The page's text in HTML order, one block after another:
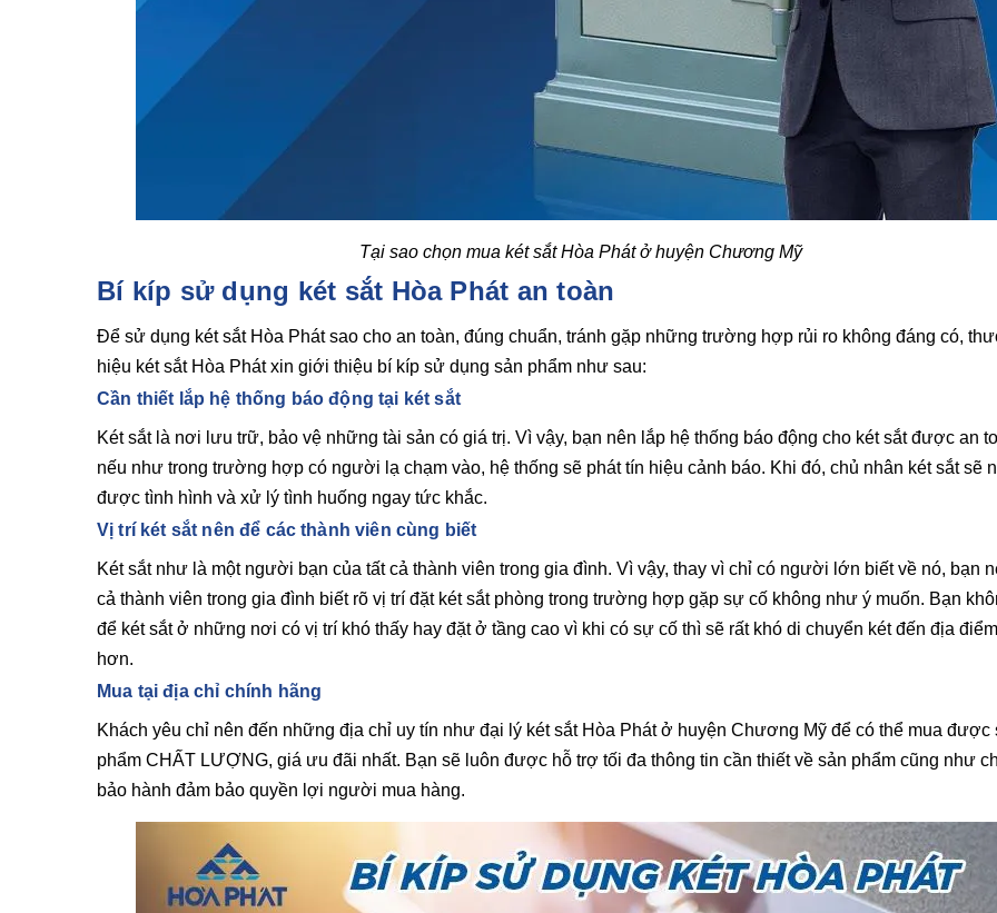
Tại sao chọn mua két sắt Hòa Phát ở huyện Chương Mỹ
Bí kíp sử dụng két sắt Hòa Phát an toàn
Để sử dụng két sắt Hòa Phát sao cho an toàn, đúng chuẩn, tránh gặp những trường hợp rủi ro không đáng có,
hiệu két sắt Hòa Phát xin giới thiệu bí kíp sử dụng sản phẩm như sau:
Cần thiết lắp hệ thống báo động tại két sắt
Két sắt là nơi lưu trữ, bảo vệ những tài sản có giá trị. Vì vậy, bạn nên lắp hệ thống báo động cho két sắt được an
nếu như trong trường hợp có người lạ chạm vào, hệ thống sẽ phát tín hiệu cảnh báo. Khi đó, chủ nhân két sắt sẽ
được tình hình và xử lý tình huống ngay tức khắc.
Vị trí két sắt nên để các thành viên cùng biết
Két sắt như là một người bạn của tất cả thành viên trong gia đình. Vì vậy, thay vì chỉ có người lớn biết về nó, bạn
cả thành viên trong gia đình biết rõ vị trí đặt két sắt phòng trong trường hợp gặp sự cố không như ý muốn. Bạn
để két sắt ở những nơi có vị trí khó thấy hay đặt ở tầng cao vì khi có sự cố thì sẽ rất khó di chuyển két đến địa
hơn.
Mua tại địa chỉ chính hãng
Khách yêu chỉ nên đến những địa chỉ uy tín như đại lý két sắt Hòa Phát ở huyện Chương Mỹ để có thể mua được
phẩm CHẤT LƯỢNG, giá ưu đãi nhất. Bạn sẽ luôn được hỗ trợ tối đa thông tin cần thiết về sản phẩm cũng như
bảo hành đảm bảo quyền lợi người mua hàng.